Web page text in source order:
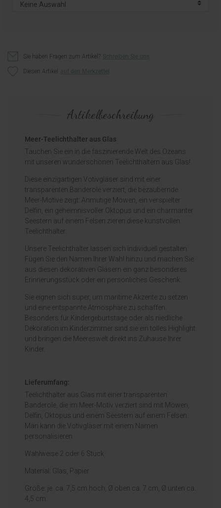
Sie haben Fragen zum Artikel?
Diesen Artikel
Artikelbeschreibung
Meer-Teelichthalter aus Glas
Tauchen Sie ein in die faszinierende Welt des Ozeans
mit unseren wunderschönen Teelichthaltern aus Glas!
Diese einzigartigen Votivgläser sind mit einer
transparenten Banderole verziert, die bezaubernde
Meer-Motive zeigt: Anmutige Möwen, ein verspielter
Delfin, ein geheimnisvoller Oktopus und ein charmanter
Seestern auf einem Felsen zieren diese kunstvollen
Teelichthalter.
Unsere Teelichthalter lassen sich individuell gestalten.
Fügen Sie den Namen Ihrer Wahl hinzu und machen Sie
aus diesen dekorativen Gläsern ein ganz besonderes
Erinnerungsstück oder ein persönliches Geschenk.
Sie eignen sich super, um maritime Akzente zu setzen
und eine entspannte Atmosphäre zu schaffen.
Besonders für Kindergeburtstage oder als niedliche
Dekoration im Kinderzimmer sind sie ein tolles Highlight
und bringen die Meereswelt direkt ins Zuhause Ihrer
Kinder.
Lieferumfang:
Teelichthalter aus Glas mit einer transparenten
Banderole, die im Meer-Motiv verziert sind mit Möwen,
Delfin, Oktopus und einem Seestern auf einem Felsen.
Man kann die Votivgläser mit einem Namen
personalisieren.
Wahlweise 2 oder 6 Stück
Material: Glas, Papier
Größe: je. ca. 7,5 cm hoch, Ø oben ca. 7 cm, Ø unten ca.
4,5 cm.